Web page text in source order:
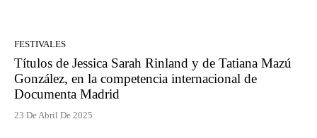
FESTIVALES
Títulos de Jessica Sarah Rinland y de Tatiana Mazú
González, en la competencia internacional de
Documenta Madrid
23 De Abril De 2025